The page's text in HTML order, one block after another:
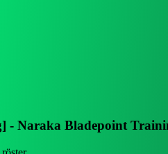
- Naraka Bladepoint